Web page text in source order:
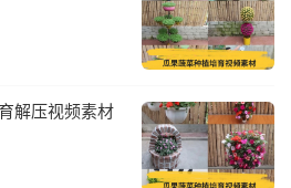
解压视频素材